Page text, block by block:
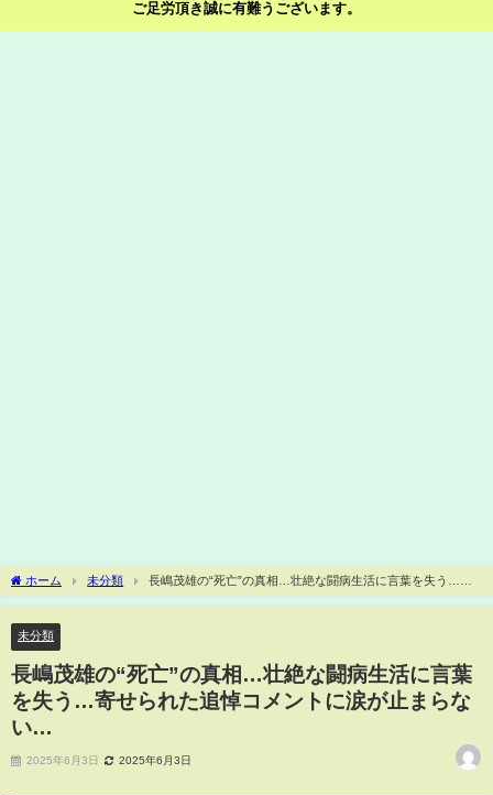
ご足労頂き誠に有難うございます。
ホーム 未分類
長嶋茂雄の“死亡”の真相…壮絶な闘病生活に言葉を失う…寄
せられた追悼コメントに涙が止まらない…
未分類
長嶋茂雄の“死亡”の真相…壮絶な闘病生活に言葉
を失う…寄せられた追悼コメントに涙が止まらな
い…
2025年6月3日 2025年6月3日